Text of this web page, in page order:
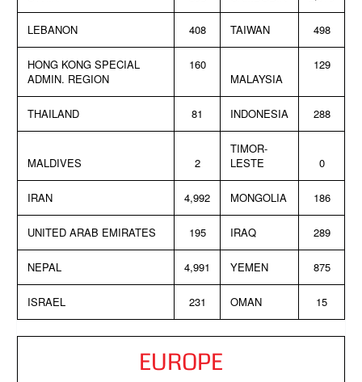
LEBANON 408 TAIWAN 498
HONG KONG SPECIAL
ADMIN. REGION
160
MALAYSIA
129
THAILAND 81 INDONESIA 288
MALDIVES 2
TIMOR-
LESTE
0
IRAN 4,992 MONGOLIA 186
UNITED ARAB EMIRATES 195 IRAQ 289
NEPAL 4,991 YEMEN 875
ISRAEL 231 OMAN 15
EUROPE